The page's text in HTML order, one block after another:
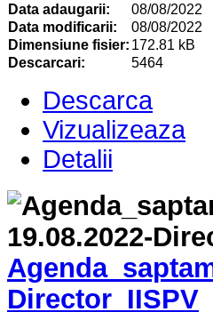
Data adaugarii:
08/08/2022
Data modificarii:
08/08/2022
Dimensiune fisier: 172.81 kB
Descarcari:
5464
Descarca
Vizualizeaza
Detalii
Director_IISPV